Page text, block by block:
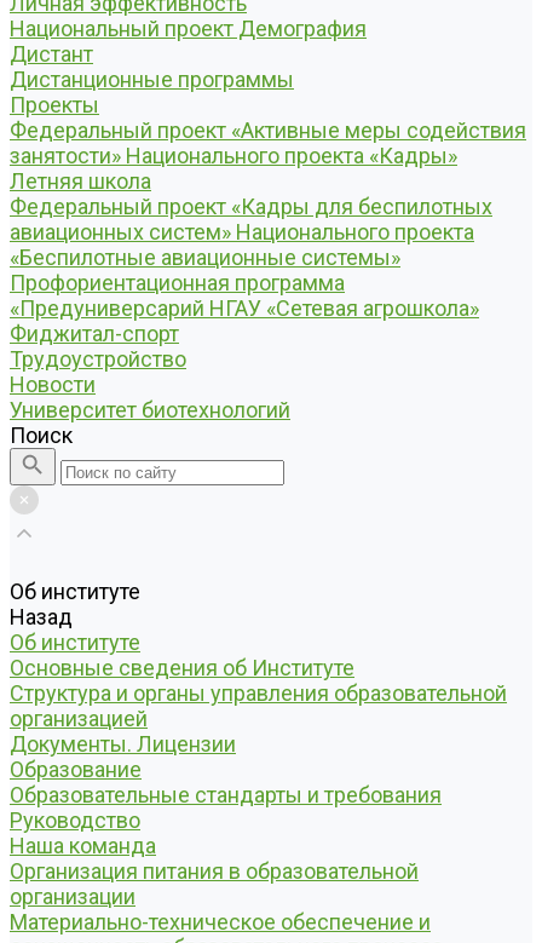
Национальный проект Демография
Дистант
Дистанционные программы
Проекты
Федеральный проект «Активные меры содействия
занятости» Национального проекта «Кадры»
Летняя школа
Федеральный проект «Кадры для беспилотных
авиационных систем» Национального проекта
«Беспилотные авиационные системы»
Профориентационная программа
«Предуниверсарий НГАУ «Сетевая агрошкола»
Фиджитал-спорт
Трудоустройство
Новости
Университет биотехнологий
Поиск
Об институте
Назад
Об институте
Основные сведения об Институте
Структура и органы управления образовательной
организацией
Документы. Лицензии
Образование
Образовательные стандарты и требования
Руководство
Наша команда
Организация питания в образовательной
организации
Материально-техническое обеспечение и